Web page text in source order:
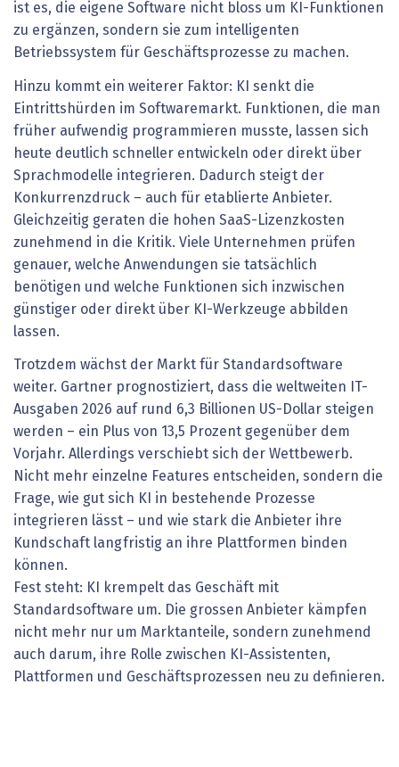
ist es, die eigene Software nicht bloss um KI-Funktionen
zu ergänzen, sondern sie zum intelligenten
Betriebssystem für Geschäftsprozesse zu machen.
Hinzu kommt ein weiterer Faktor: KI senkt die
Eintrittshürden im Softwaremarkt. Funktionen, die man
früher aufwendig programmieren musste, lassen sich
heute deutlich schneller entwickeln oder direkt über
Sprachmodelle integrieren. ­Dadurch steigt der
Konkurrenzdruck – auch für etablierte Anbieter.
Gleichzeitig geraten die hohen SaaS-Lizenzkosten
zunehmend in die Kritik. Viele Unternehmen prüfen
genauer, welche Anwendungen sie tatsächlich
benötigen und welche Funktionen sich inzwischen
günstiger oder direkt über KI-Werkzeuge abbilden
lassen.
Trotzdem wächst der Markt für Standardsoftware
weiter. Gartner prognostiziert, dass die weltweiten IT-
Ausgaben 2026 auf rund 6,3 Billionen US-Dollar steigen
werden – ein Plus von 13,5 Prozent gegenüber dem
Vorjahr. Allerdings verschiebt sich der Wettbewerb.
Nicht mehr einzelne Features entscheiden, sondern die
Frage, wie gut sich KI in bestehende Prozesse
integrieren lässt – und wie stark die Anbieter ihre
Kundschaft langfristig an ihre Plattformen binden
können.
Fest steht: KI krempelt das Geschäft mit
Standardsoftware um. Die grossen Anbieter kämpfen
nicht mehr nur um Marktanteile, sondern zunehmend
auch darum, ihre Rolle zwischen KI-Assistenten,
Plattformen und Geschäftsprozessen neu zu definieren.